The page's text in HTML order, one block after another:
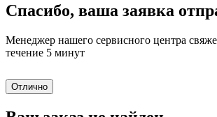
Спасибо, ваша заявка
Менеджер нашего сервисного центра
течение 5 минут
Отлично